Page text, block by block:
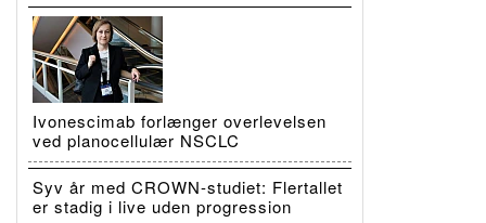
Ivonescimab forlænger overlevelsen
ved planocellulær NSCLC
Syv år med CROWN-studiet: Flertallet
er stadig i live uden progression